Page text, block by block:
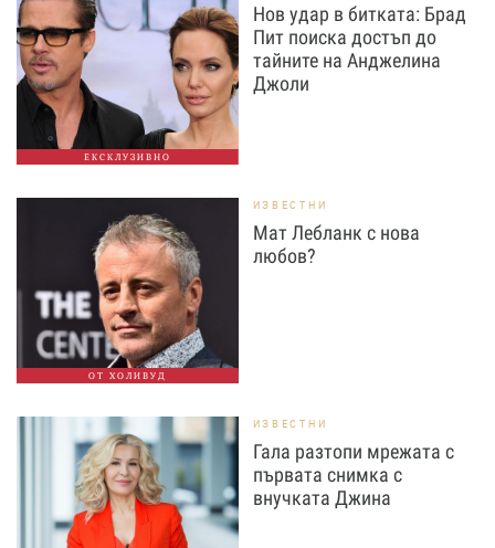
ЕКСКЛУЗИВНО
Нов удар в битката: Брад
Пит поиска достъп до
тайните на Анджелина
Джоли
ОТ ХОЛИВУД
ИЗВЕСТНИ
Мат Лебланк с нова
любов?
ИЗВЕСТНИ
Гала разтопи мрежата с
първата снимка с
внучката Джина